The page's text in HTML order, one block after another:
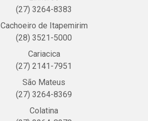
(27) 3264-8383
Cachoeiro de Itapemirim
(28) 3521-5000
Cariacica
(27) 2141-7951
São Mateus
(27) 3264-8369
Colatina